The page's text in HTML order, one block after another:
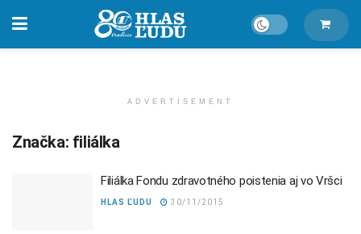
ADVERTISEMENT
Značka: filiálka
Filiálka Fondu zdravotného poistenia aj vo Vršci
HLAS ĽUDU 30/11/2015